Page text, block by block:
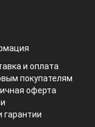
и оплата
покупателям
оферта
гарантии